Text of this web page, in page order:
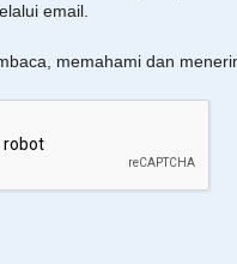
email.
memahami dan